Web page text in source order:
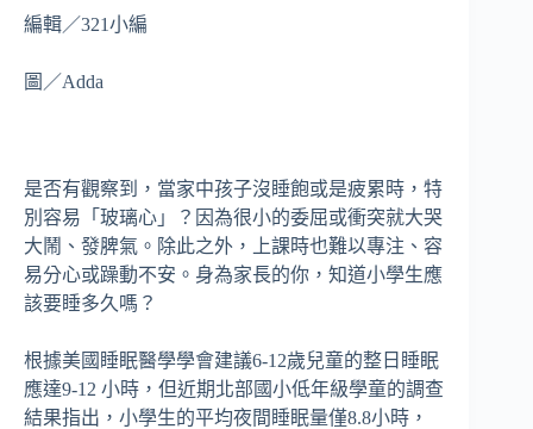
編輯／321小編
圖／Adda
是否有觀察到，當家中孩子沒睡飽或是疲累時，特
別容易「玻璃心」？因為很小的委屈或衝突就大哭
大鬧、發脾氣。除此之外，上課時也難以專注、容
易分心或躁動不安。身為家長的你，知道小學生應
該要睡多久嗎？
根據美國睡眠醫學學會建議6-12歲兒童的整日睡眠
應達9-12 小時，但近期北部國小低年級學童的調查
結果指出，小學生的平均夜間睡眠量僅8.8小時，